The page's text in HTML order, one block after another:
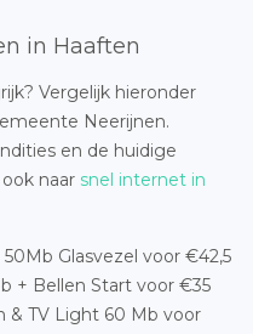
in Haaften
Vergelijk hieronder
Neerijnen.
en de huidige
naar snel internet in
Glasvezel voor €42,5
+ Bellen Start voor €35
& TV Light 60 Mb voor